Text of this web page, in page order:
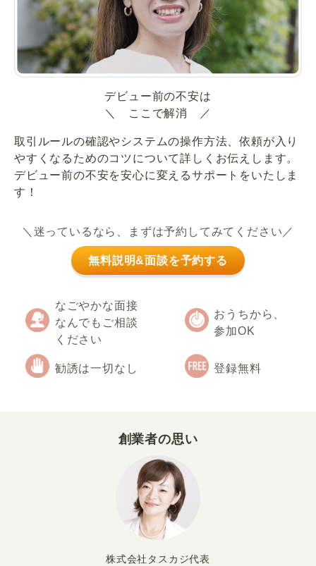
デビュー前の不安は
＼ ここで解消 ／
取引ルールの確認やシステムの操作方法、依頼が入り
やすくなるためのコツについて詳しくお伝えします。
デビュー前の不安を安心に変えるサポートをいたしま
す！
＼迷っているなら、まずは予約してみてください／
無料説明&面談を予約する
なごやかな面接
なんでもご相談
ください
おうちから、
参加OK
勧誘は一切なし 登録無料
創業者の思い
株式会社タスカジ代表